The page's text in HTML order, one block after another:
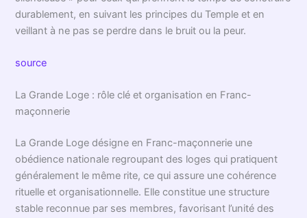
durablement, en suivant les principes du Temple et en
veillant à ne pas se perdre dans le bruit ou la peur.
source
La Grande Loge : rôle clé et organisation en Franc-
maçonnerie
La Grande Loge désigne en Franc-maçonnerie une
obédience nationale regroupant des loges qui pratiquent
généralement le même rite, ce qui assure une cohérence
rituelle et organisationnelle. Elle constitue une structure
stable reconnue par ses membres, favorisant l’unité des